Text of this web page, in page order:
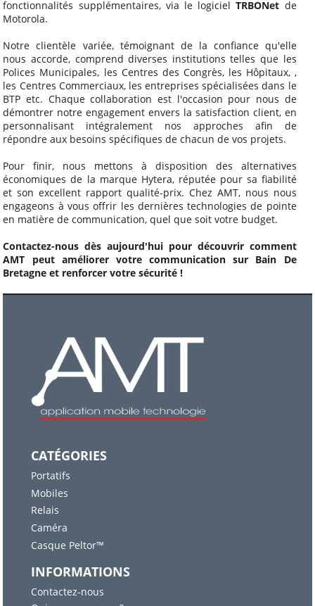
fonctionnalités supplémentaires, via le logicielTRBONet de
Motorola.
Notre clientèle variée, témoignant de la confiance qu'elle
nous accorde, comprend diverses institutions telles que les
Polices Municipales, les Centres des Congrès, les Hôpitaux, ,
les Centres Commerciaux, les entreprises spécialisées dans le
BTP etc. Chaque collaboration est l'occasion pour nous de
démontrer notre engagement envers la satisfaction client, en
personnalisant intégralement nos approches afin de
répondre aux besoins spécifiques de chacun de vos projets.
Pour finir, nous mettons à disposition des alternatives
économiques de la marque Hytera, réputée pour sa fiabilité
et son excellent rapport qualité-prix. Chez AMT, nous nous
engageons à vous offrir les dernières technologies de pointe
en matière de communication, quel que soit votre budget.
Contactez-nous dès aujourd'hui pour découvrir comment
AMT peut améliorer votre communication sur Bain De
Bretagne et renforcer votre sécurité !
CATÉGORIES
Portatifs
Mobiles
Relais
Caméra
Casque Peltor™
INFORMATIONS
Contactez-nous